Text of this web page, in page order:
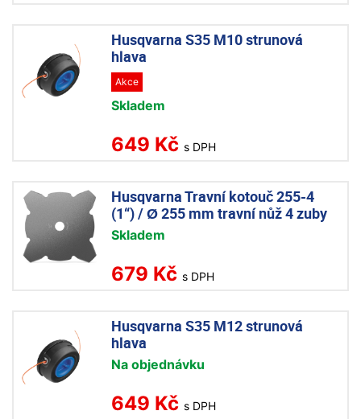
Husqvarna S35 M10 strunová
hlava
Akce
Skladem
649 Kč s DPH
Husqvarna Travní kotouč 255-4
(1“) / Ø 255 mm travní nůž 4 zuby
Skladem
679 Kč s DPH
Husqvarna S35 M12 strunová
hlava
Na objednávku
649 Kč s DPH